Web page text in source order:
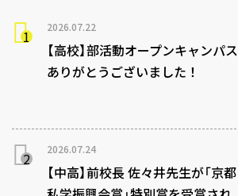
2026.07.22
【高校】部活動オープンキャンパス
ありがとうございました！
2026.07.24
【中高】前校長 佐々井先生が「京都